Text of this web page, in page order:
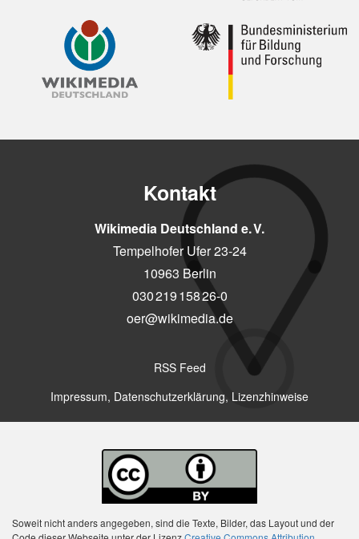
Kontakt
Wikimedia Deutschland e. V.
Tempelhofer Ufer 23-24
10963 Berlin
030 219 158 26-0
oer@wikimedia.de
RSS Feed
Impressum, Datenschutzerklärung, Lizenzhinweise
Soweit nicht anders angegeben, sind die Texte, Bilder, das Layout und der